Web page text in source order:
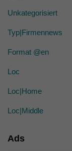
Unkategorisiert
Typ|Firmennews
Format @en
Loc
Loc|Home
Loc|Middle
Ads